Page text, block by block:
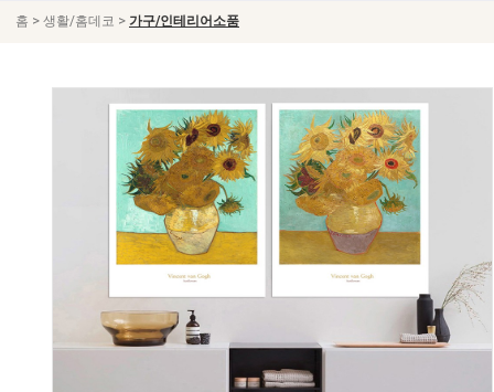
홈 > 생활/홈데코 > 가구/인테리어소품